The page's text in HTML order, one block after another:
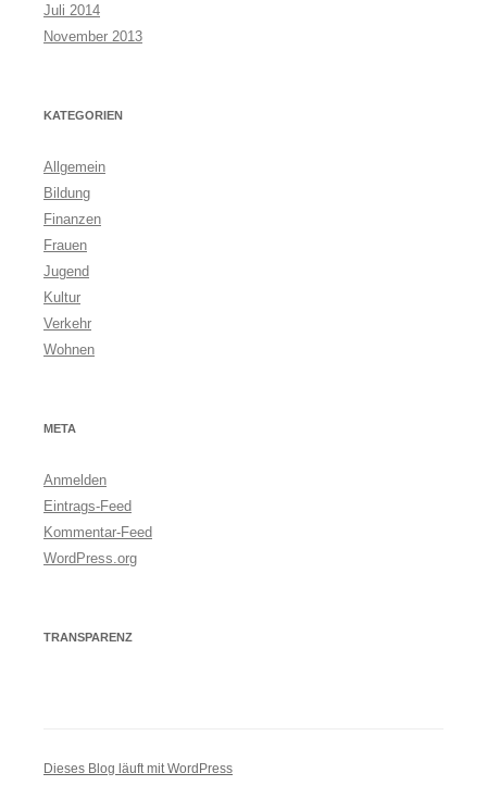
Juli 2014
November 2013
KATEGORIEN
Allgemein
Bildung
Finanzen
Frauen
Jugend
Kultur
Verkehr
Wohnen
META
Anmelden
Eintrags-Feed
Kommentar-Feed
WordPress.org
TRANSPARENZ
Dieses Blog läuft mit WordPress